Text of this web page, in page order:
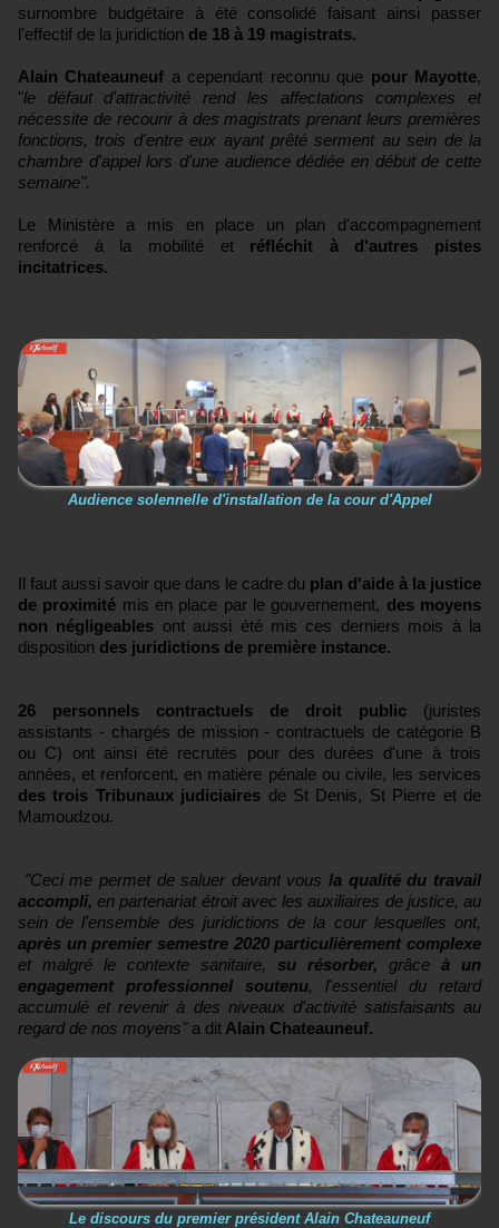
surnombre budgétaire à été consolidé faisant ainsi passer
l'effectif de la juridiction de 18 à 19 magistrats.
Alain Chateauneuf a cependant reconnu que pour Mayotte,
"le défaut d'attractivité rend les affectations complexes et
nécessite de recourir à des magistrats prenant leurs premières
fonctions, trois d'entre eux ayant prêté serment au sein de la
chambre d'appel lors d'une audience dédiée en début de cette
semaine".
Le Ministère a mis en place un plan d'accompagnement
renforcé à la mobilité et réfléchit à d'autres pistes
incitatrices.
Audience solennelle d'installation de la cour d'Appel
Il faut aussi savoir que dans le cadre du plan d'aide à la justice
de proximité mis en place par le gouvernement, des moyens
non négligeables ont aussi été mis ces derniers mois à la
disposition des juridictions de première instance.
26 personnels contractuels de droit public (juristes
assistants - chargés de mission - contractuels de catégorie B
ou C) ont ainsi été recrutés pour des durées d'une à trois
années, et renforcent, en matière pénale ou civile, les services
des trois Tribunaux judiciaires de St Denis, St Pierre et de
Mamoudzou.
"Ceci me permet de saluer devant vousla qualité du travail
accompli, en partenariat étroit avec les auxiliaires de justice, au
sein de l'ensemble des juridictions de la cour lesquelles ont,
après un premier semestre 2020 particulièrement complexe
et malgré le contexte sanitaire, su résorber, grâce à un
engagement professionnel soutenu, l'essentiel du retard
accumulé et revenir à des niveaux d'activité satisfaisants au
regard de nos moyens" a dit Alain Chateauneuf.
Le discours du premier président Alain Chateauneuf